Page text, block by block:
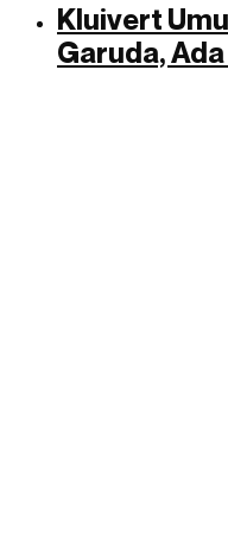
Kluivert
Garuda,